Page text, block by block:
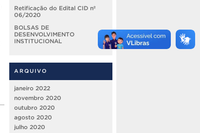
Retificação do Edital CID nº
06/2020
BOLSAS DE
DESENVOLVIMENTO
INSTITUCIONAL
ARQUIVO
janeiro 2022
novembro 2020
outubro 2020
agosto 2020
julho 2020